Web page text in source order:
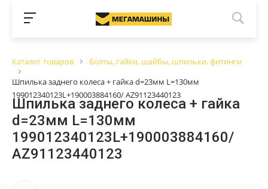
Каталог товаров
Болты, гайки, шайбы, шпильки, фитинги
Шпилька заднего колеса + гайка d=23мм L=130мм
199012340123L+190003884160/ AZ91123440123
Шпилька заднего колеса + гайка
d=23мм L=130мм
199012340123L+190003884160/
AZ91123440123